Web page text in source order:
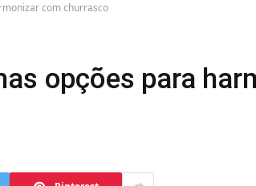
com churrasco
opções para